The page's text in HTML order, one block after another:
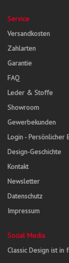
Service
Versandkosten
Zahlarten
Garantie
FAQ
Leder & Stoffe
Showroom
Gewerbekunden
Login - Persönlicher
Design-Geschichte
Kontakt
Newsletter
Datenschutz
Impressum
Social Media
Classic Design ist